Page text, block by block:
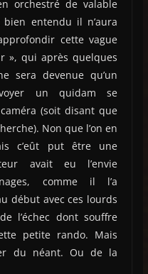
orchestré de valable
entendu il n’aura
cette vague
», qui après quelques
sera devenue qu’un
un quidam se
(soit disant que
Non que l’on en
c’eût put être une
avait eu l’envie
comme il l’a
début avec ces lourds
l’échec dont souffre
petite rando. Mais
du néant. Ou de la